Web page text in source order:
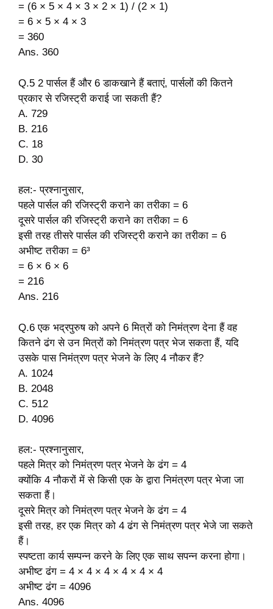
= (6 × 5 × 4 × 3 × 2 × 1) / (2 × 1)
= 6 × 5 × 4 × 3
= 360
Ans. 360
Q.5 2 पार्सल हैं और 6 डाकखाने हैं बताएं, पार्सलों की कितने
प्रकार से रजिस्ट्री कराई जा सकती हैं?
A. 729
B. 216
C. 18
D. 30
हल:- प्रश्नानुसार,
पहले पार्सल की रजिस्ट्री कराने का तरीका = 6
दूसरे पार्सल की रजिस्ट्री कराने का तरीका = 6
इसी तरह तीसरे पार्सल की रजिस्ट्री कराने का तरीका = 6
अभीष्ट तरीका = 6³
= 6 × 6 × 6
= 216
Ans. 216
Q.6 एक भद्रपुरुष को अपने 6 मित्रों को निमंत्रण देना हैं वह
कितने ढंग से उन मित्रों को निमंत्रण पत्र भेज सकता हैं, यदि
उसके पास निमंत्रण पत्र भेजने के लिए 4 नौकर हैं?
A. 1024
B. 2048
C. 512
D. 4096
हल:- प्रश्नानुसार,
पहले मित्र को निमंत्रण पत्र भेजने के ढंग = 4
क्योंकि 4 नौकरों में से किसी एक के द्वारा निमंत्रण पत्र भेजा जा
सकता हैं।
दूसरे मित्र को निमंत्रण पत्र भेजने के ढंग = 4
इसी तरह, हर एक मित्र को 4 ढंग से निमंत्रण पत्र भेजे जा सकते
हैं।
स्पष्टता कार्य सम्पन्न करने के लिए एक साथ सपन्न करना होगा।
अभीष्ट ढंग = 4 × 4 × 4 × 4 × 4 × 4
अभीष्ट ढंग = 4096
Ans. 4096